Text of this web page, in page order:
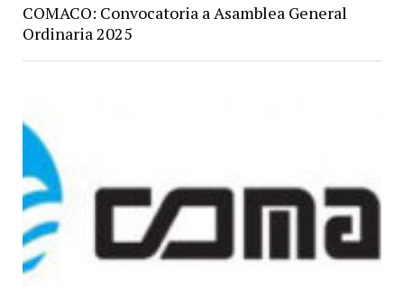
COMACO: Convocatoria a Asamblea General
Ordinaria 2025